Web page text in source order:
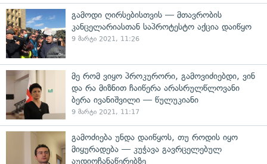
გამოდი ღირსებისთვის — მთავრობის
კანცელარიასთან საპროტესტო აქცია დაიწყო
9 მარტი 2021, 11:26
მე რომ ვიყო პროკურორი, გამოვიძიებდი, ვინ
და რა მიზნით ჩაიწერა არასრულწლოვანი
ბერა ივანიშვილი — წულუკიანი
9 მარტი 2021, 11:17
გამოძიება უნდა დაიწყოს, თუ როდის იყო
მიყურადება — კუჭავა გავრცელებულ
აუდიოჩანაწერებზე